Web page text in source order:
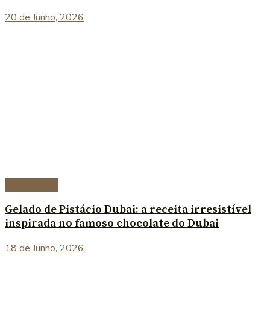
20 de Junho, 2026
Gelado de Pistácio Dubai: a receita irresistível
inspirada no famoso chocolate do Dubai
18 de Junho, 2026